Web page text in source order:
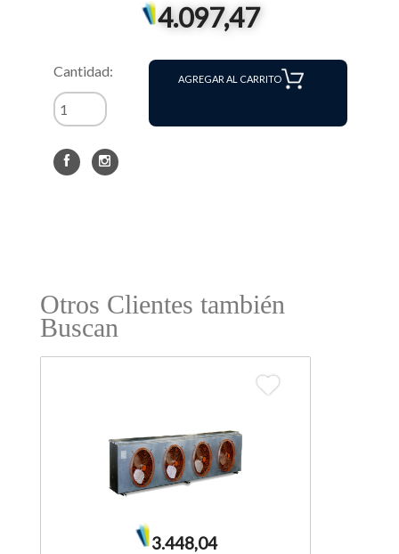
4.097,47
Cantidad: AGREGAR AL CARRITO
Otros Clientes también
Buscan
3.448,04